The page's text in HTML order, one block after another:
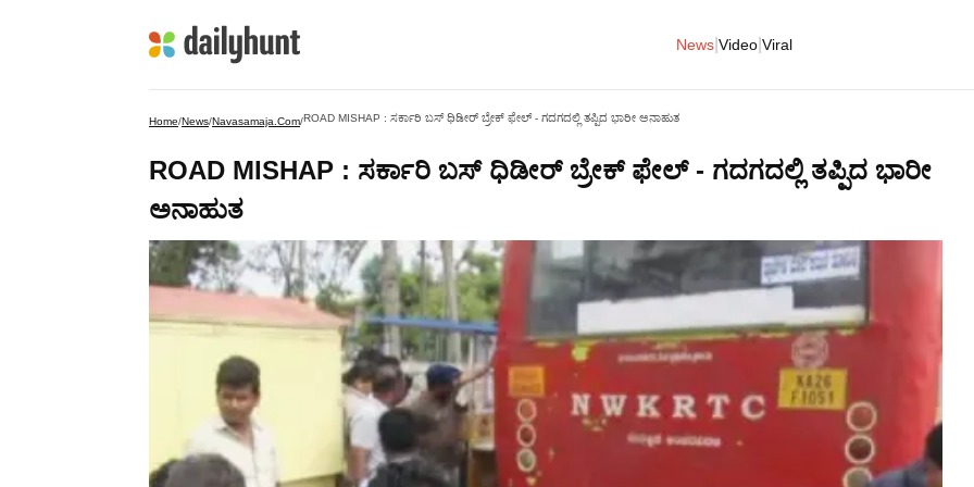
News Video Viral
Home/News/Navasamaja.com/ROAD MISHAP : ಸರ್ಕಾರಿ ಬಸ್ ಧಿಡೀರ್ ಬ್ರೇಕ್ ಫೇಲ್ - ಗದಗದಲ್ಲಿ ತಪ್ಪಿದ ಭಾರೀ ಅನಾಹುತ
ROAD MISHAP : ಸರ್ಕಾರಿ ಬಸ್ ಧಿಡೀರ್ ಬ್ರೇಕ್ ಫೇಲ್ - ಗದಗದಲ್ಲಿ ತಪ್ಪಿದ ಭಾರೀ
ಅನಾಹುತ